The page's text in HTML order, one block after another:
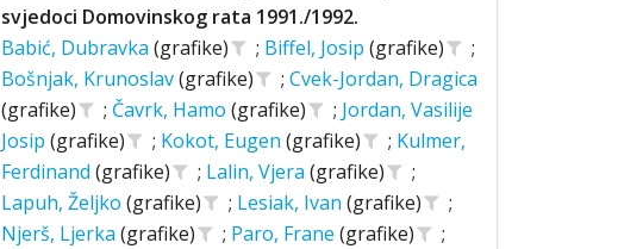
svjedoci Domovinskog rata 1991./1992.
Babić, Dubravka (grafike) ; Biffel, Josip (grafike)
;
Bošnjak, Krunoslav(grafike) ; Cvek-Jordan, Dragica
(grafike)
; Čavrk, Hamo (grafike) ; Jordan, Vasilije
Josip (grafike) ; Kokot, Eugen (grafike) ; Kulmer,
Ferdinand (grafike) ; Lalin, Vjera (grafike)
;
Lapuh, Željko (grafike) ; Lesiak, Ivan (grafike)
;
Njerš, Ljerka (grafike) ; Paro, Frane (grafike)
;